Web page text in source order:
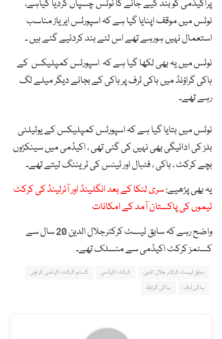
پراکیڈمی کو بند کیے جانے کا نوٹس چسپاں کرديا گياہے،
نوٹس ميں موقف اپنايا گيا ہے کہ اسپورٹس ايرياز مناسب
استعمال نہيں ہورہے تھے اس لئے بند کردئيے گئے ہیں ۔
نوٹس میں یہ بھی لکھا گیا ہے کہ اسپورٹس کمپلیکس کے
ہاکی گراؤنڈ میں ہاکی ٹرف پر ہاکی کے بجائے دیگر ميلے لگ
رہے تھے۔
نوٹس میں بتایا گیا ہے کہ اسپورٹس کمپليکس کے يوٹيلٹی
بلز کی ادائيگی بھی نہيں کی گئی تھی ، اکیڈمی میں سینکڑوں
بچے کرکٹ ، ہاکی ، فٹبال اور ٹینس کی ٹریننگ لیتے تھے۔
یہ بھی پڑھیے:سری لنکا کے بعد انگلینڈ اور آئرلینڈ کی کرکٹ
ٹیموں کی پاکستان آمد کے امکانات
واضح رہے کہ سابق ٹیسٹ کرکٹرجلال الدین 20 سال سے
کسٹمز کرکٹ اکیڈمی سے منسلک تھے۔
سابق ٹیسٹ کرکٹر جلال الدین کرکٹ اکیڈمی
کسٹم کرکٹ اکیڈمی کراچی
ہاکی ٹرف
ہاکی گراؤنڈ